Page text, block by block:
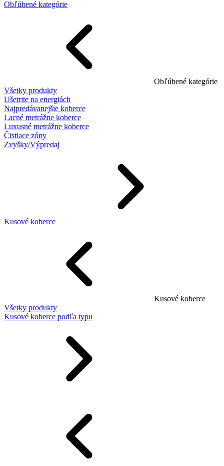
Obľúbené kategórie
Obľúbené kategórie
Všetky produkty
Ušetrite na energiách
Najpredávanejšie koberce
Lacné metrážne koberce
Luxusné metrážne koberce
Čistiace zóny
Zvyšky/Výpredaj
Kusové koberce
Kusové koberce
Všetky produkty
Kusové koberce podľa typu